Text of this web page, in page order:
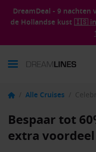
DreamDeal - 9
de Hollandse kust 🇮🇸
/ Alle Cruises /
Bespaar tot
extra